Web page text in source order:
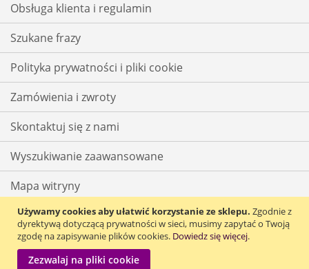
Używamy cookies aby ułatwić korzystanie ze sklepu. Zgodnie z
dyrektywą dotyczącą prywatności w sieci, musimy zapytać o Twoją
zgodę na zapisywanie plików cookies. Dowiedz się więcej.
Zezwalaj na pliki cookie
Obsługa klienta i regulamin
Szukane frazy
Polityka prywatności i pliki cookie
Zamówienia i zwroty
Skontaktuj się z nami
Wyszukiwanie zaawansowane
Mapa witryny